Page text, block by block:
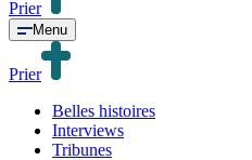
Prier
Menu
Prier
Belles histoires
Interviews
Tribunes